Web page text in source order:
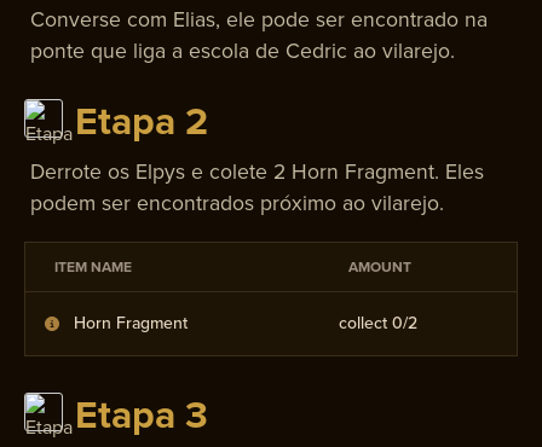
Converse com Elias, ele pode ser encontrado na
ponte que liga a escola de Cedric ao vilarejo.
Etapa 2
Derrote os Elpys e colete 2 Horn Fragment. Eles
podem ser encontrados próximo ao vilarejo.
ITEM NAME AMOUNT
Horn Fragment collect 0/2
Etapa 3